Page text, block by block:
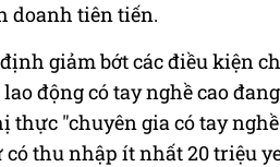
doanh tiên tiến.
giảm bớt các điều kiện
lao độngcó tay nghề cao
thực "chuyên gia có tay
thu nhập ít nhất 20 triệu